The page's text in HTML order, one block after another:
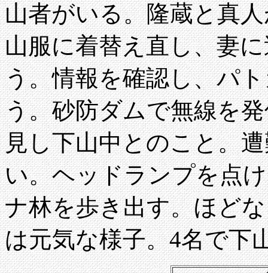
山者がいる。隆蔵と真
山服に着替え直し、妻
う。情報を確認し、パ
う。砂防ダムで無線を
見し下山中とのこと。
い。ヘッドランプを点
ナ林を歩き出す。ほど
は元気な様子。4名で下